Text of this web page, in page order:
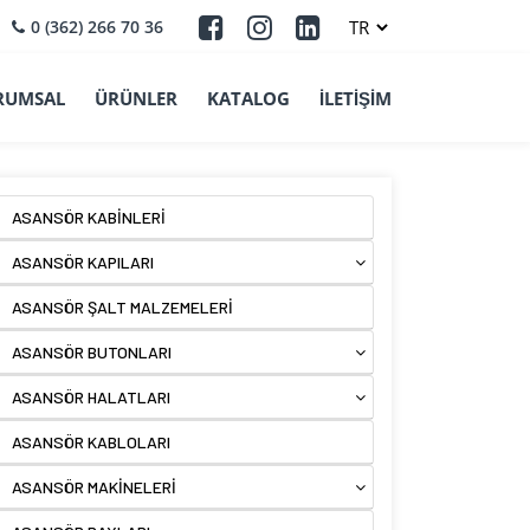
0 (362) 266 70 36
ÜRÜNLER KATALOG İLETİŞİM
ASANSÖR KABİNLERİ
ASANSÖR KAPILARI
ASANSÖR ŞALT MALZEMELERİ
ASANSÖR BUTONLARI
ASANSÖR HALATLARI
ASANSÖR KABLOLARI
ASANSÖR MAKİNELERİ